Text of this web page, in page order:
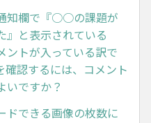
知欄で『○○の課題が
と表示されている
トが入っている訳で
確認するには、コメント
いですか？
ドできる画像の枚数に